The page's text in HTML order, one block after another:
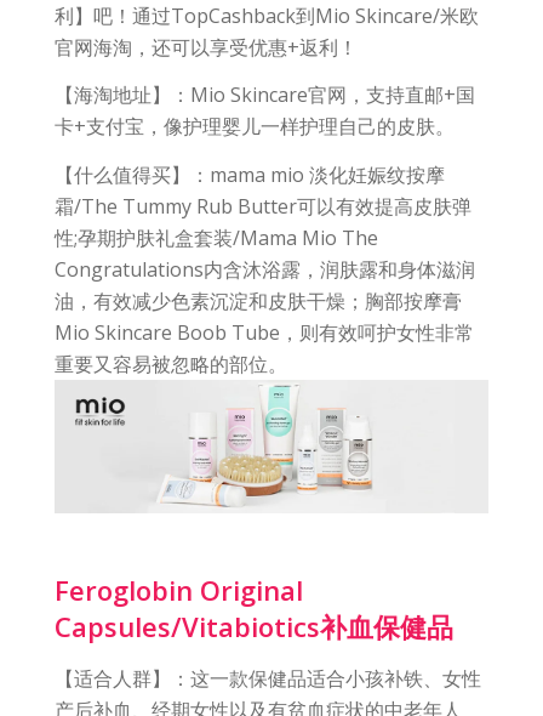
利】吧！通过TopCashback到Mio Skincare/米欧
官网海淘，还可以享受优惠+返利！
【海淘地址】：Mio Skincare官网，支持直邮+国
卡+支付宝，像护理婴儿一样护理自己的皮肤。
【什么值得买】：mama mio 淡化妊娠纹按摩
霜/The Tummy Rub Butter可以有效提高皮肤弹
性;孕期护肤礼盒套装/Mama Mio The
Congratulations内含沐浴露，润肤露和身体滋润
油，有效减少色素沉淀和皮肤干燥；胸部按摩膏
Mio Skincare Boob Tube，则有效呵护女性非常
重要又容易被忽略的部位。
Feroglobin Original
Capsules/Vitabiotics补血保健品
【适合人群】：这一款保健品适合小孩补铁、女性
产后补血、经期女性以及有贫血症状的中老年人